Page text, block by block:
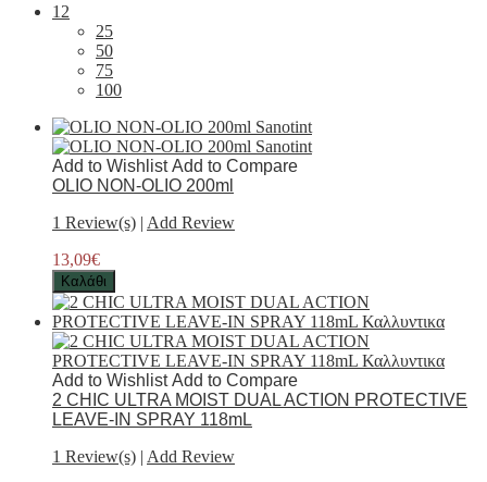
12
25
50
75
100
Add to Wishlist Add to Compare
OLIO NON-OLIO 200ml
1 Review(s) | Add Review
13,09€
Καλάθι
Add to Wishlist Add to Compare
2 CHIC ULTRA MOIST DUAL ACTION PROTECTIVE
LEAVE-IN SPRAY 118mL
1 Review(s) | Add Review